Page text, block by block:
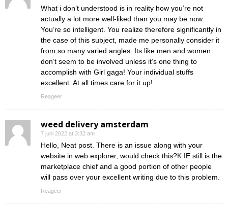
What i don’t understood is in reality how you’re not
actually a lot more well-liked than you may be now.
You’re so intelligent. You realize therefore significantly in
the case of this subject, made me personally consider it
from so many varied angles. Its like men and women
don’t seem to be involved unless it’s one thing to
accomplish with Girl gaga! Your individual stuffs
excellent. At all times care for it up!
Reageer
weed delivery amsterdam
7 juni 2022 at 3:32 am
Hello, Neat post. There is an issue along with your
website in web explorer, would check this?K IE still is the
marketplace chief and a good portion of other people
will pass over your excellent writing due to this problem.
Reageer